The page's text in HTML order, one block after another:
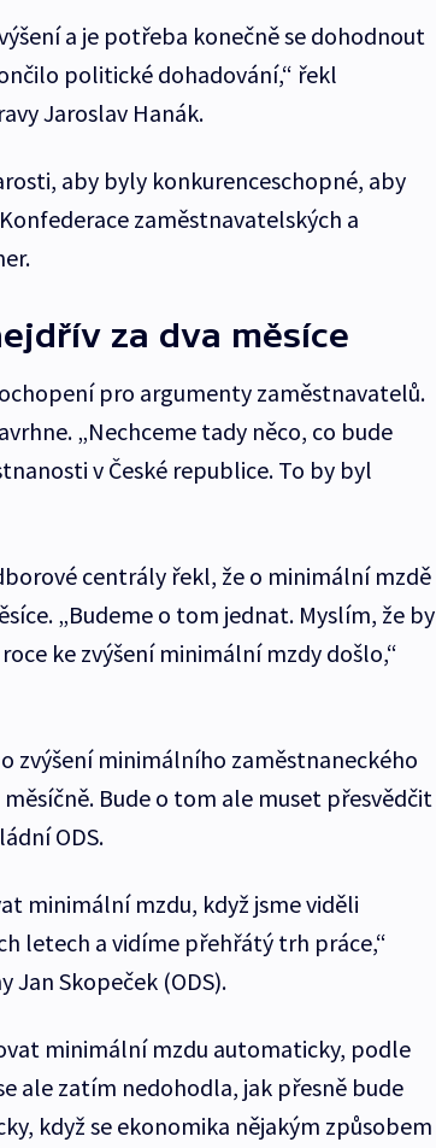
a je potřeba konečně se dohodnout
politické dohadování,“ řekl
Jaroslav Hanák.
aby byly konkurenceschopné, aby
zaměstnavatelských a
za dva měsíce
pro argumenty zaměstnavatelů.
„Nechceme tady něco, co bude
v České republice. To by byl
centrály řekl, že o minimální mzdě
„Budeme o tom jednat. Myslím, že by
ke zvýšení minimální mzdy došlo,“
zvýšení minimálního zaměstnaneckého
Bude o tom ale muset přesvědčit
ODS.
minimální mzdu, když jsme viděli
letech a vidíme přehřátý trh práce,“
Jan Skopeček (ODS).
minimální mzdu automaticky, podle
ale zatím nedohodla, jak přesně bude
když se ekonomika nějakým způsobem